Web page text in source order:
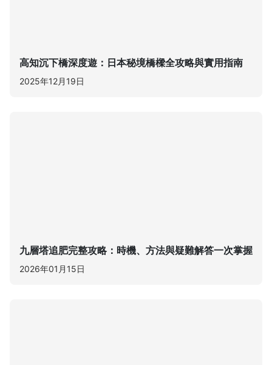
高知沉下橋深度遊：日本秘境橋樑全攻略與實用指南
2025年12月19日
九層塔追肥完整攻略：時機、方法與疑難解答一次掌握
2026年01月15日